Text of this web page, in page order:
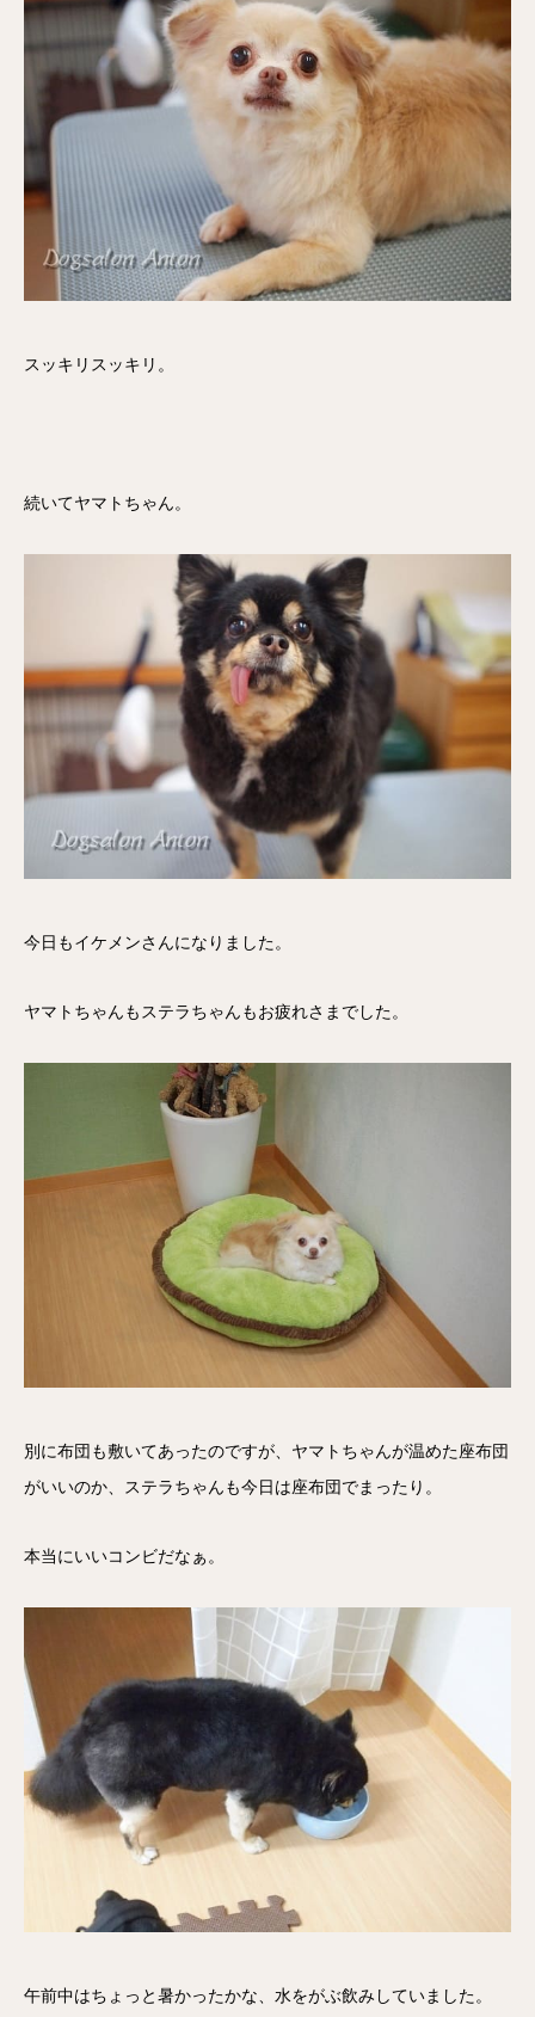
スッキリスッキリ。
続いてヤマトちゃん。
今日もイケメンさんになりました。
ヤマトちゃんもステラちゃんもお疲れさまでした。
別に布団も敷いてあったのですが、ヤマトちゃんが温めた座布団
がいいのか、ステラちゃんも今日は座布団でまったり。
本当にいいコンビだなぁ。
午前中はちょっと暑かったかな、水をがぶ飲みしていました。